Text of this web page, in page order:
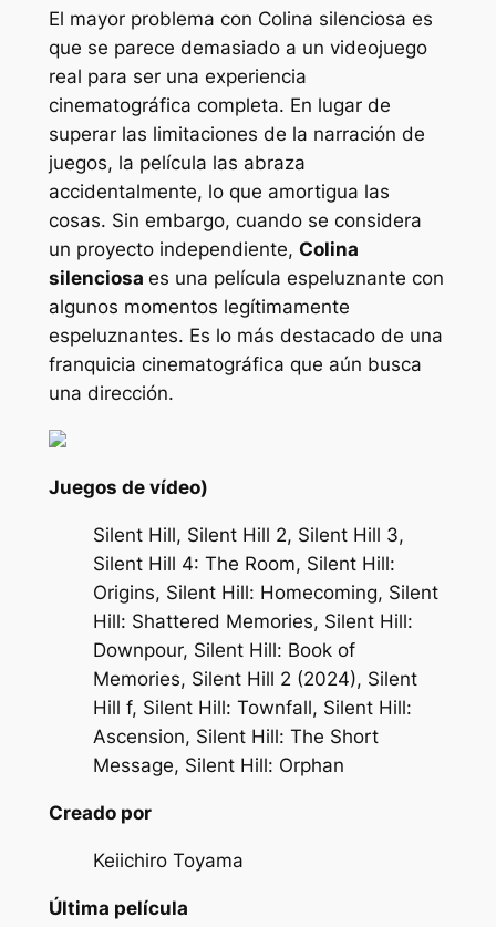
El mayor problema con Colina silenciosa es
que se parece demasiado a un videojuego
real para ser una experiencia
cinematográfica completa. En lugar de
superar las limitaciones de la narración de
juegos, la película las abraza
accidentalmente, lo que amortigua las
cosas. Sin embargo, cuando se considera
un proyecto independiente, Colina
silenciosa es una película espeluznante con
algunos momentos legítimamente
espeluznantes. Es lo más destacado de una
franquicia cinematográfica que aún busca
una dirección.
Juegos de vídeo)
Silent Hill, Silent Hill 2, Silent Hill 3,
Silent Hill 4: The Room, Silent Hill:
Origins, Silent Hill: Homecoming, Silent
Hill: Shattered Memories, Silent Hill:
Downpour, Silent Hill: Book of
Memories, Silent Hill 2 (2024), Silent
Hill f, Silent Hill: Townfall, Silent Hill:
Ascension, Silent Hill: The Short
Message, Silent Hill: Orphan
Creado por
Keiichiro Toyama
Última película